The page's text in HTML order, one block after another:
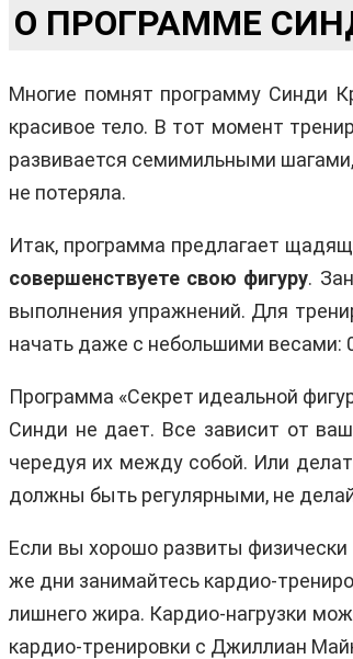
О ПРОГРАММЕ
Многие помнят программу Синди
красивое тело. В тот момент
развивается семимильными
не потеряла.
Итак, программа предлагает
совершенствуете свою фигуру.
выполнения упражнений. Для
начать даже с небольшими весами:
Программа «Секрет идеальной
Синди не дает. Все зависит от
чередуя их между собой. Или
должны быть регулярными, не
Если вы хорошо развиты
же дни занимайтесь кардио-
лишнего жира. Кардио-нагрузки
кардио-тренировки с Джиллиан